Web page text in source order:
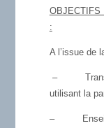
OBJECTIFS
:
A l’issue de
–
utilisant la
–